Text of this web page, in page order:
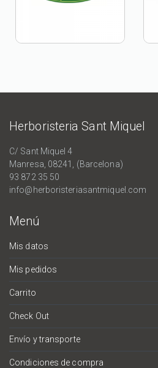
Herboristeria Sant Miquel
C/ Sant Miquel 4
Manresa, 08241, (Barcelona)
93 872 35 50
info@herboristeriasantmiquel.com
Menú
Mis datos
Mis pedidos
Carrito
Check Out
Envío y transporte
Condiciones de compra